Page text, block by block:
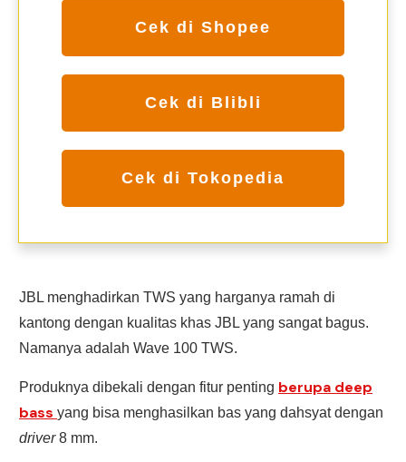
Cek di Shopee
Cek di Blibli
Cek di Tokopedia
JBL menghadirkan TWS yang harganya ramah di
kantong dengan kualitas khas JBL yang sangat bagus.
Namanya adalah Wave 100 TWS.
Produknya dibekali dengan fitur penting berupa deep
bass yang bisa menghasilkan bas yang dahsyat dengan
driver8 mm.